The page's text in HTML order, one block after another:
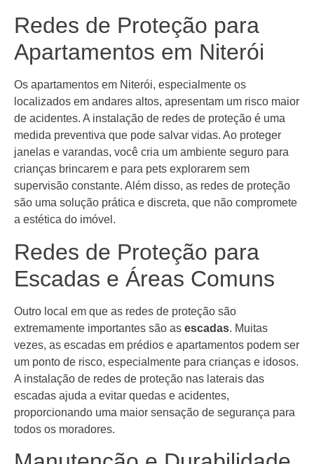
Redes de Proteção para
Apartamentos em Niterói
Os apartamentos em Niterói, especialmente os
localizados em andares altos, apresentam um risco maior
de acidentes. A instalação de redes de proteção é uma
medida preventiva que pode salvar vidas. Ao proteger
janelas e varandas, você cria um ambiente seguro para
crianças brincarem e para pets explorarem sem
supervisão constante. Além disso, as redes de proteção
são uma solução prática e discreta, que não compromete
a estética do imóvel.
Redes de Proteção para
Escadas e Áreas Comuns
Outro local em que as redes de proteção são
extremamente importantes são as escadas. Muitas
vezes, as escadas em prédios e apartamentos podem ser
um ponto de risco, especialmente para crianças e idosos.
A instalação de redes de proteção nas laterais das
escadas ajuda a evitar quedas e acidentes,
proporcionando uma maior sensação de segurança para
todos os moradores.